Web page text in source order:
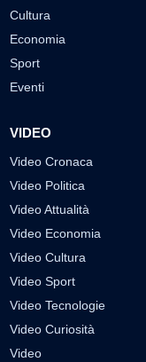
Cultura
Economia
Sport
Eventi
VIDEO
Video Cronaca
Video Politica
Video Attualità
Video Economia
Video Cultura
Video Sport
Video Tecnologie
Video Curiosità
Video